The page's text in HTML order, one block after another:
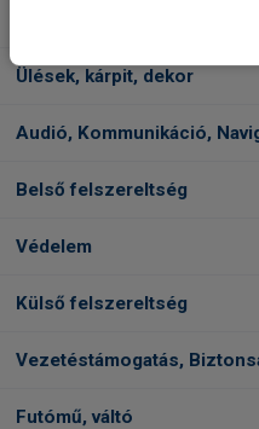
Ülések, kárpit, dekor
Audió, Kommunikáció,
Belső felszereltség
Védelem
Külső felszereltség
Vezetéstámogatás,
Futómű, váltó